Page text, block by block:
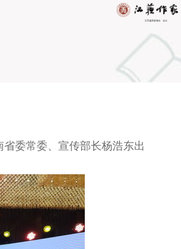
委常委、宣传部长杨浩东出